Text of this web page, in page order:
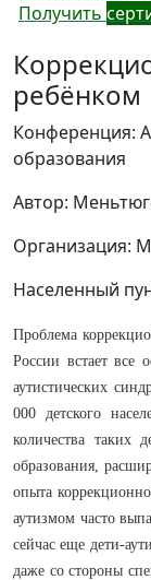
Получить
ребёнком
Конференция:
образования
Автор:
Организация:
Населенный
Проблема
России встает все
аутистических
000 детского
количества таких
образования,
опыта
аутизмом часто
сейчас еще дети-
даже со стороны